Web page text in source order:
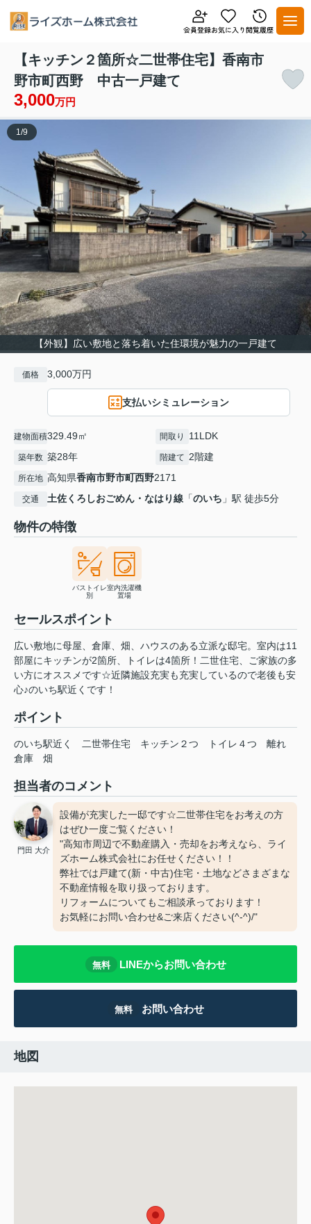
【キッチン２箇所☆二世帯住宅】香南市
野市町西野 中古一戸建て
3,000万円
【外観】広い敷地と落ち着いた住環境が魅力の一戸建て
1/9
価格 3,000万円
支払いシミュレーション
建物面積329.49㎡ 間取り 11LDK
築年数 築28年 階建て 2階建
所在地 高知県香南市野市町西野2171
交通 土佐くろしおごめん・なはり線 「のいち 」駅 徒歩5分
物件の特徴
バストイレ
別
室内洗濯機
置場
セールスポイント
広い敷地に母屋、倉庫、畑、ハウスのある立派な邸宅。室内は11
部屋にキッチンが2箇所、トイレは4箇所！二世住宅、ご家族の多
い方にオススメです☆近隣施設充実も充実しているので老後も安
心♪のいち駅近くです！
ポイント
のいち駅近く 二世帯住宅 キッチン２つ トイレ４つ
離れ
倉庫
畑
担当者のコメント
門田 大介
設備が充実した一邸です☆二世帯住宅をお考えの方
はぜひ一度ご覧ください！
"高知市周辺で不動産購入・売却をお考えなら、ライ
ズホーム株式会社にお任せください！！
弊社では戸建て(新・中古)住宅・土地などさまざまな
不動産情報を取り扱っております。
リフォームについてもご相談承っております！
お気軽にお問い合わせ&ご来店ください‍(^-^)/"
無料 LINEからお問い合わせ
無料 お問い合わせ
地図